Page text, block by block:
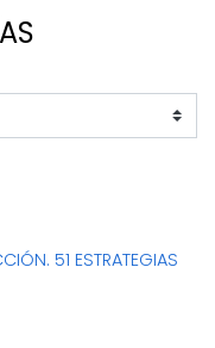
51 ESTRATEGIAS